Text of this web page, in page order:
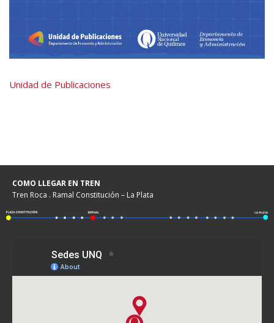
Unidad de Publicaciones
COMO LLEGAR EN TREN
Tren Roca . Ramal Constitución – La Plata